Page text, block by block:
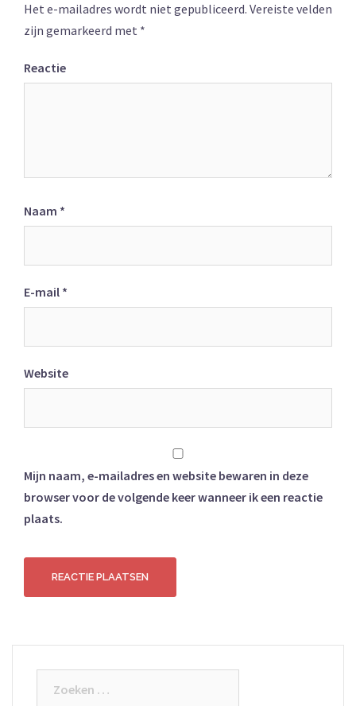
Het e-mailadres wordt niet gepubliceerd. Vereiste velden
zijn gemarkeerd met *
Reactie
Naam *
E-mail *
Website
Mijn naam, e-mailadres en website bewaren in deze
browser voor de volgende keer wanneer ik een reactie
plaats.